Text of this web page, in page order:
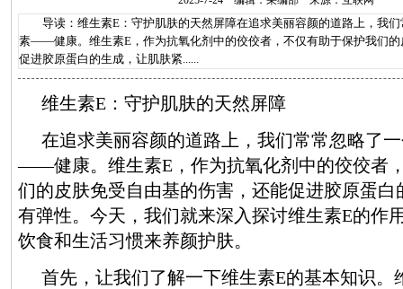
导读：维生素E：守护肌肤的天然屏障在追求美丽容颜的道路上，我们
素——健康。维生素E，作为抗氧化剂中的佼佼者，不仅有助于保护我们
促进胶原蛋白的生成，让肌肤紧......
维生素E：守护肌肤的天然屏障
在追求美丽容颜的道路上，我们常常忽略了
——健康。维生素E，作为抗氧化剂中的佼佼者
们的皮肤免受自由基的伤害，还能促进胶原蛋白
有弹性。今天，我们就来深入探讨维生素E的作
饮食和生活习惯来养颜护肤。
首先，让我们了解一下维生素E的基本知识。